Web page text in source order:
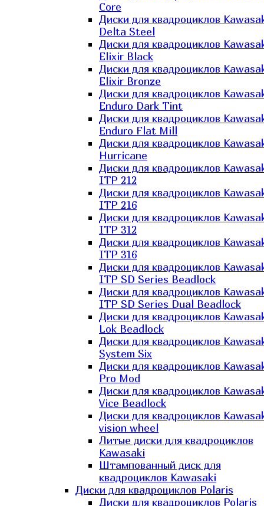
Core
Диски для квадроциклов
Delta Steel
Диски для квадроциклов
Elixir Black
Диски для квадроциклов
Elixir Bronze
Диски для квадроциклов
Enduro Dark Tint
Диски для квадроциклов
Enduro Flat Mill
Диски для квадроциклов
Hurricane
Диски для квадроциклов
ITP 212
Диски для квадроциклов
ITP 216
Диски для квадроциклов
ITP 312
Диски для квадроциклов
ITP 316
Диски для квадроциклов
ITP SD Series Beadlock
Диски для квадроциклов
ITP SD Series Dual Beadlock
Диски для квадроциклов
Lok Beadlock
Диски для квадроциклов
System Six
Диски для квадроциклов
Pro Mod
Диски для квадроциклов
Vice Beadlock
Диски для квадроциклов
vision wheel
Литые диски для квадроциклов
Kawasaki​
Штампованный диск для
квадроциклов Kawasaki​
Диски для квадроциклов Polaris
Диски для квадроциклов Polaris